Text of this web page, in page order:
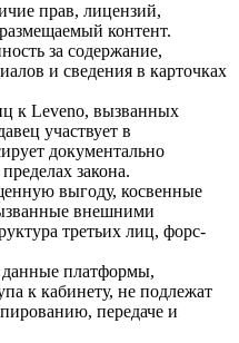
прав, лицензий,
контент.
за содержание,
и сведения в карточках
к Leveno, вызванных
участвует в
документально
закона.
выгоду, косвенные
внешними
третьих лиц, форс-
платформы,
к кабинету, не подлежат
передаче и